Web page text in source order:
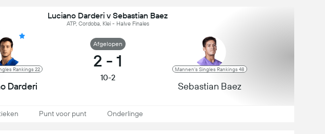
Luciano Darderi v Sebastian Baez
ATP, Cordoba, Klei - Halve Finales
Rankings 22
Darderi
Afgelopen
2 - 1
10-2
Mannen's Singles Rankings 48
Sebastian Baez
Punt voor punt Onderlinge